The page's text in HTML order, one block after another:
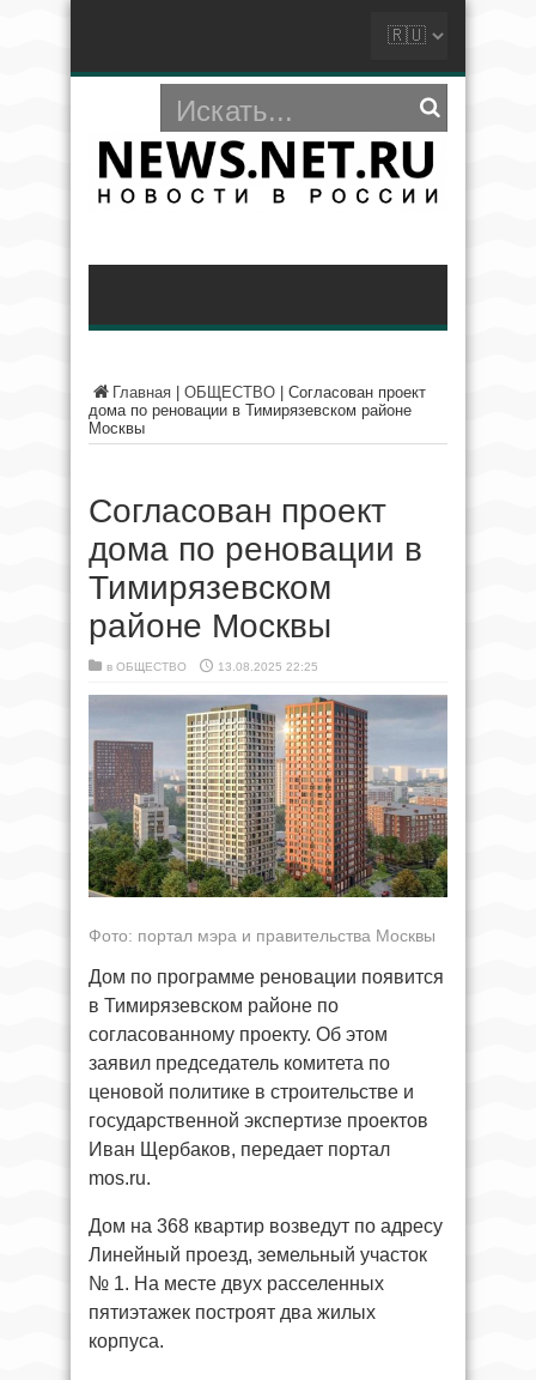
Главная ОБЩЕСТВО
Согласован проект
дома по реновации в Тимирязевском районе
Москвы
Согласован проект
дома по реновации в
Тимирязевском
районе Москвы
в ОБЩЕСТВО 13.08.2025 22:25
Фото: портал мэра и правительства Москвы
Дом по программе реновации появится
в Тимирязевском районе по
согласованному проекту. Об этом
заявил председатель комитета по
ценовой политике в строительстве и
государственной экспертизе проектов
Иван Щербаков, передает портал
mos.ru.
Дом на 368 квартир возведут по адресу
Линейный проезд, земельный участок
№ 1. На месте двух расселенных
пятиэтажек построят два жилых
корпуса.